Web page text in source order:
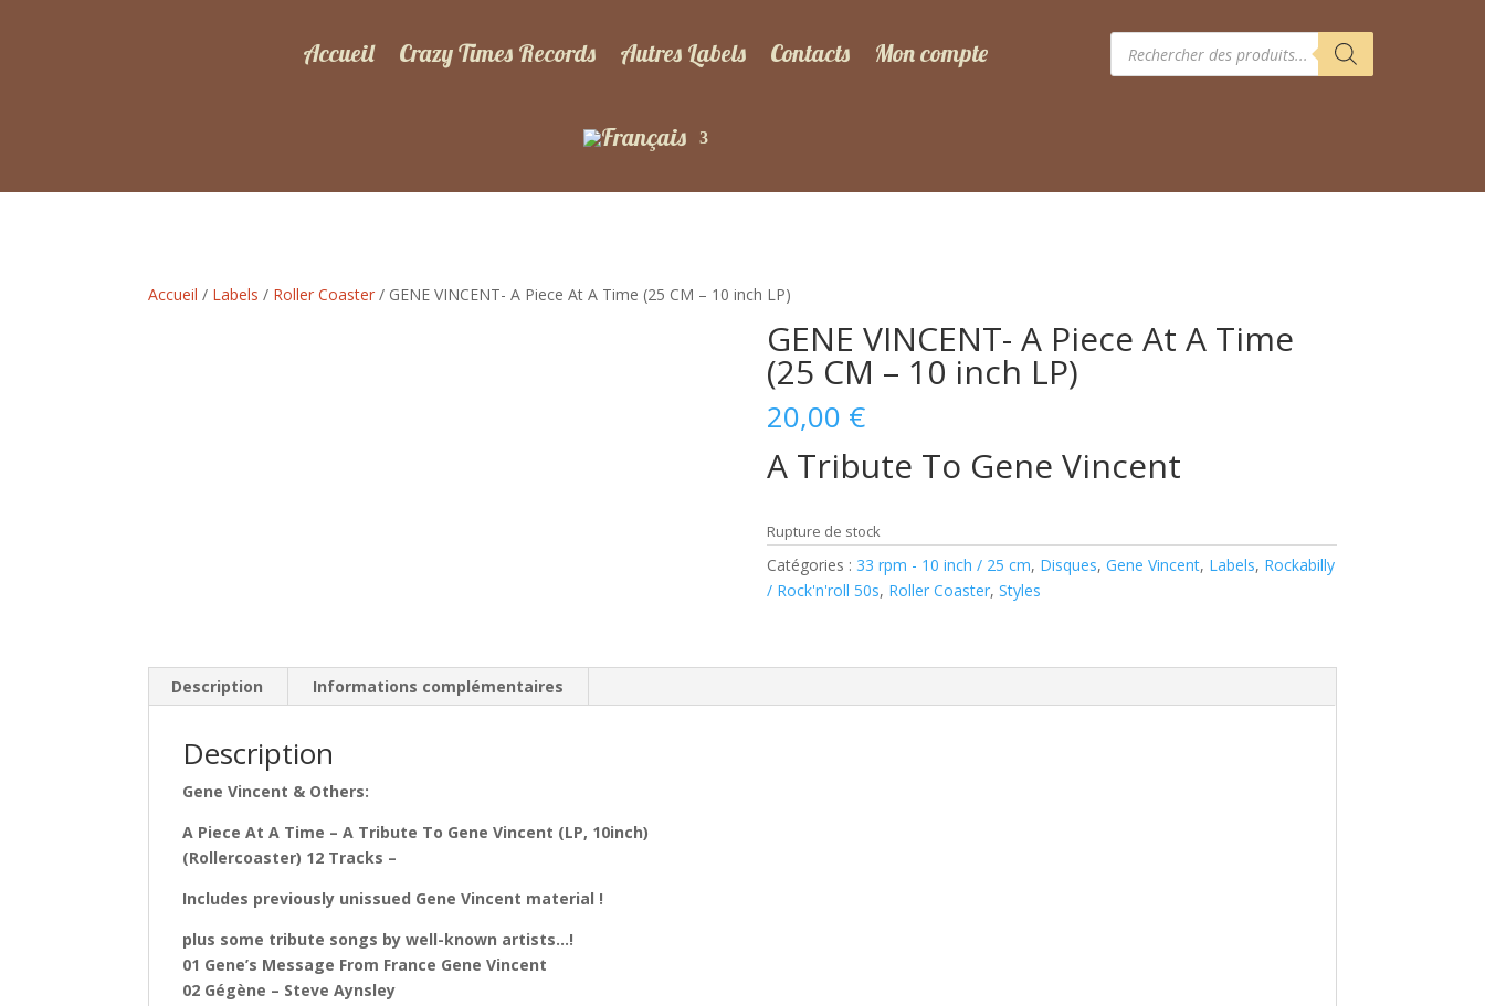
Accueil Crazy Times Records Autres Labels Contacts Mon compte Recherche
produits
Accueil / Labels / Roller Coaster / GENE VINCENT- A Piece At A Time (25 CM – 10 inch LP)
GENE VINCENT- A Piece At A Time
(25 CM – 10 inch LP)
20,00 €
A Tribute To Gene Vincent
Rupture de stock
Catégories : 33 rpm - 10 inch / 25 cm, Disques, Gene Vincent, Labels, Rockabilly
/ Rock'n'roll 50s, Roller Coaster, Styles
Description Informations complémentaires
Description
Gene Vincent & Others:
A Piece At A Time – A Tribute To Gene Vincent (LP, 10inch)
(Rollercoaster) 12 Tracks –
Includes previously unissued Gene Vincent material !
plus some tribute songs by well-known artists…!
01 Gene’s Message From France Gene Vincent
02 Gégène – Steve Aynsley